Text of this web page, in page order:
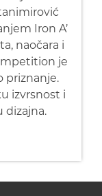
Iron A’
naočara i
je
priznanje.
izvrsnost i
dizajna.